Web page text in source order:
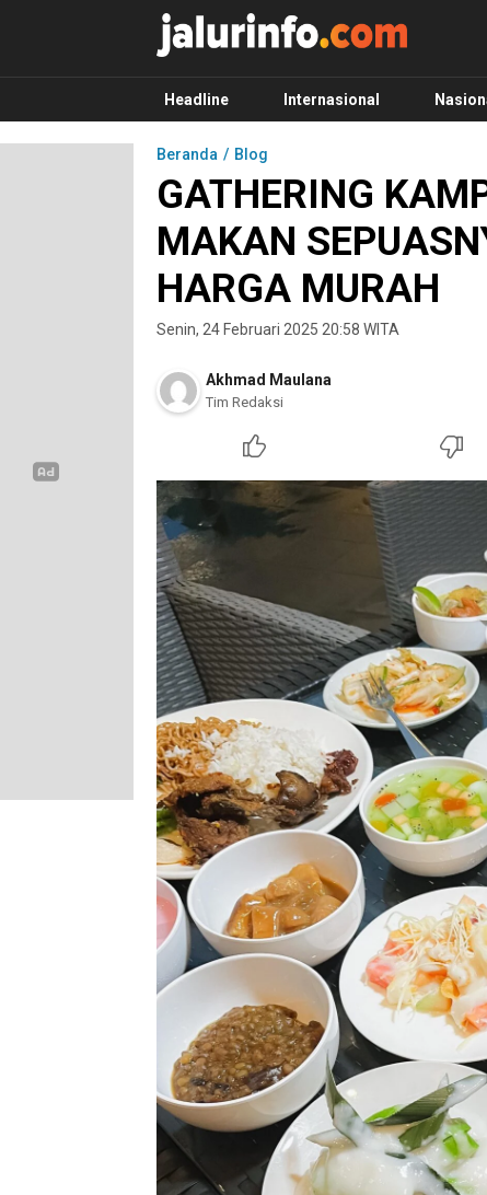
Info Terbaru, Berita Terkini Hari Ini,
Terkini, Akurat dan Terpercaya
Headline Internasional
Beranda Blog
GATHERING
MAKAN
HARGA MURAH
Senin, 24 Februari 2025 20:58 WITA
Akhmad Maulana
Tim Redaksi